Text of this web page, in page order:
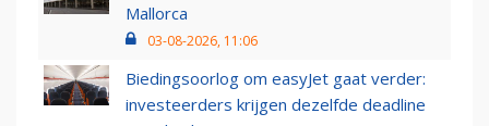
Mallorca
03-08-2026, 11:06
Biedingsoorlog om easyJet gaat verder:
investeerders krijgen dezelfde deadline